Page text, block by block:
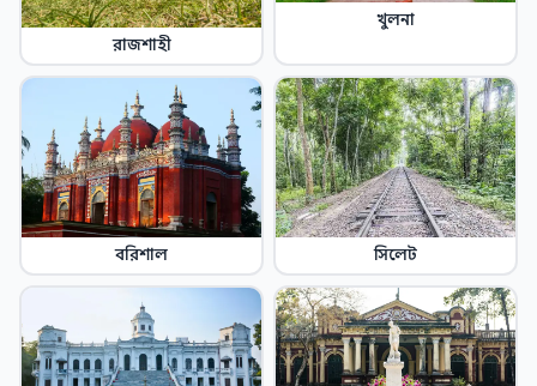
রাজশাহী
খুলনা
বরিশাল সিলেট